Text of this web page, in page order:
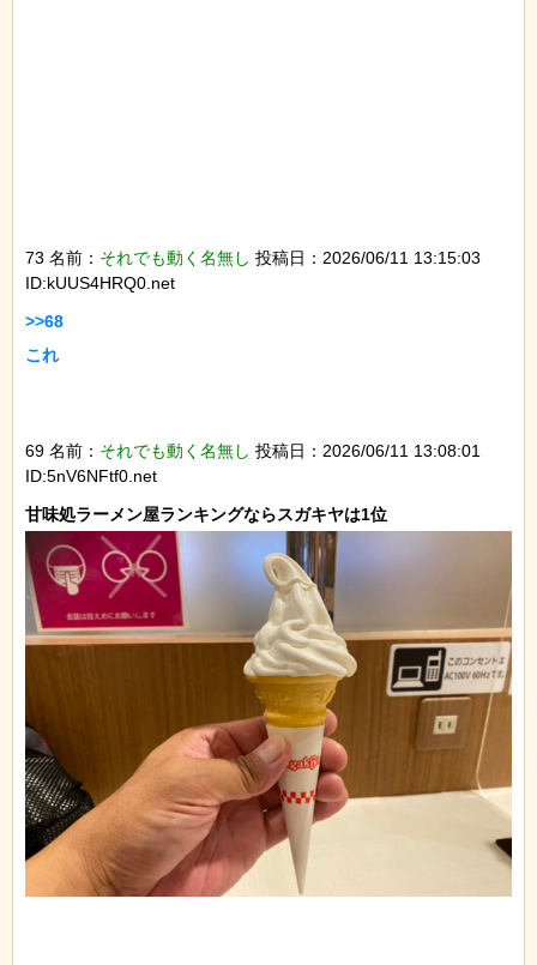
73 名前： それでも動く名無し 投稿日：2026/06/11 13:15:03
ID:kUUS4HRQ0.net
>>68
これ
69 名前： それでも動く名無し 投稿日：2026/06/11 13:08:01
ID:5nV6NFtf0.net